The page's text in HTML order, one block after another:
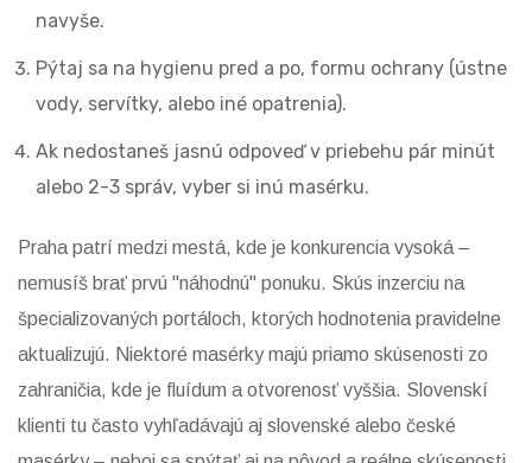
navyše.
Pýtaj sa na hygienu pred a po, formu ochrany (ústne
vody, servítky, alebo iné opatrenia).
Ak nedostaneš jasnú odpoveď v priebehu pár minút
alebo 2-3 správ, vyber si inú masérku.
Praha patrí medzi mestá, kde je konkurencia vysoká –
nemusíš brať prvú "náhodnú" ponuku. Skús inzerciu na
špecializovaných portáloch, ktorých hodnotenia pravidelne
aktualizujú. Niektoré masérky majú priamo skúsenosti zo
zahraničia, kde je fluídum a otvorenosť vyššia. Slovenskí
klienti tu často vyhľadávajú aj slovenské alebo české